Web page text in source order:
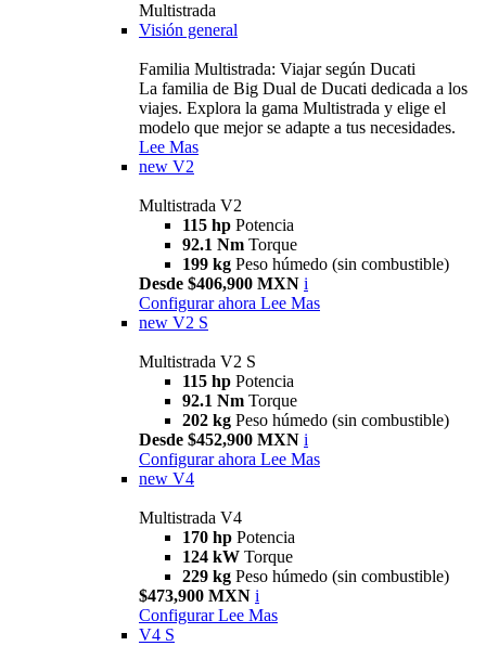
Multistrada
Visión general
Familia Multistrada: Viajar según Ducati
La familia de Big Dual de Ducati dedicada a los
viajes. Explora la gama Multistrada y elige el
modelo que mejor se adapte a tus necesidades.
Lee Mas
new V2
Multistrada V2
115 hp Potencia
92.1 Nm Torque
199 kg Peso húmedo (sin combustible)
Desde $406,900 MXN i
Configurar ahora Lee Mas
new V2 S
Multistrada V2 S
115 hp Potencia
92.1 Nm Torque
202 kg Peso húmedo (sin combustible)
Desde $452,900 MXN i
Configurar ahora Lee Mas
new V4
Multistrada V4
170 hp Potencia
124 kW Torque
229 kg Peso húmedo (sin combustible)
$473,900 MXN i
Configurar Lee Mas
V4 S